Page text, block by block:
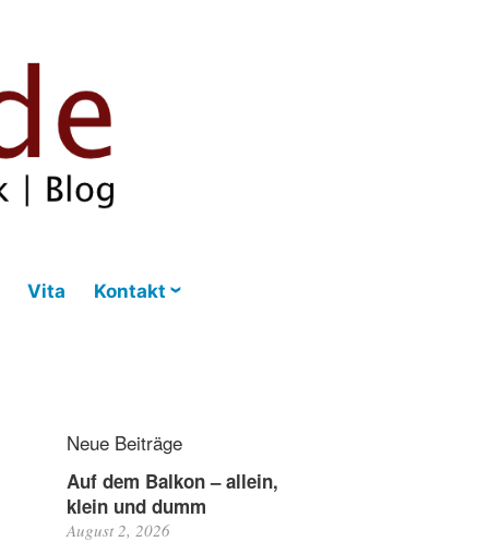
Vita Kontakt
Neue Beiträge
Auf dem Balkon – allein,
klein und dumm
August 2, 2026